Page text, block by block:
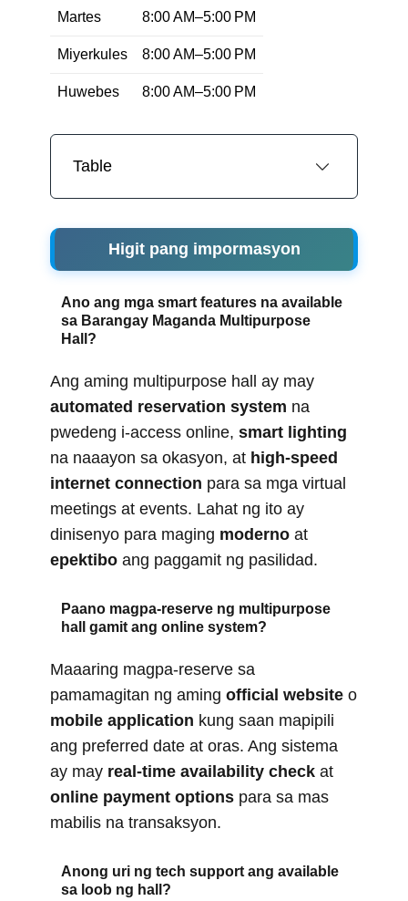
Martes 8:00 AM–5:00 PM
Miyerkules 8:00 AM–5:00 PM
Huwebes 8:00 AM–5:00 PM
Table
Higit pang impormasyon
Ano ang mga smart features na available
sa Barangay Maganda Multipurpose
Hall?
Ang aming multipurpose hall ay may
automated reservation system na
pwedeng i-access online, smart lighting
na naaayon sa okasyon, at high-speed
internet connection para sa mga virtual
meetings at events. Lahat ng ito ay
dinisenyo para maging moderno at
epektibo ang paggamit ng pasilidad.
Paano magpa-reserve ng multipurpose
hall gamit ang online system?
Maaaring magpa-reserve sa
pamamagitan ng aming official website o
mobile application kung saan mapipili
ang preferred date at oras. Ang sistema
ay may real-time availability check at
online payment options para sa mas
mabilis na transaksyon.
Anong uri ng tech support ang available
sa loob ng hall?